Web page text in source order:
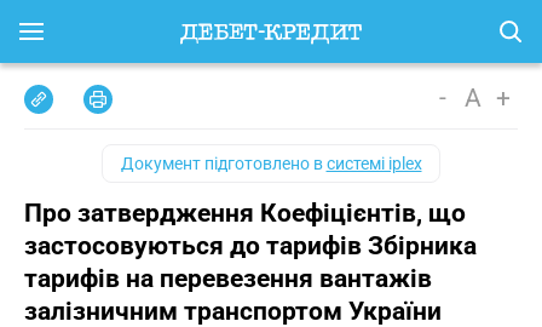
- A +
Документ підготовлено всистемі iplex
Про затвердження Коефіцієнтів, що
застосовуються до тарифів Збірника
тарифів на перевезення вантажів
залізничним транспортом України